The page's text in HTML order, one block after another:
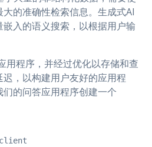
的准确性检索信息。生成式AI
入的语义搜索，以根据用户输
用程序，并经过优化以存储和查
，以构建用户友好的应用程
的问答应用程序创建一个